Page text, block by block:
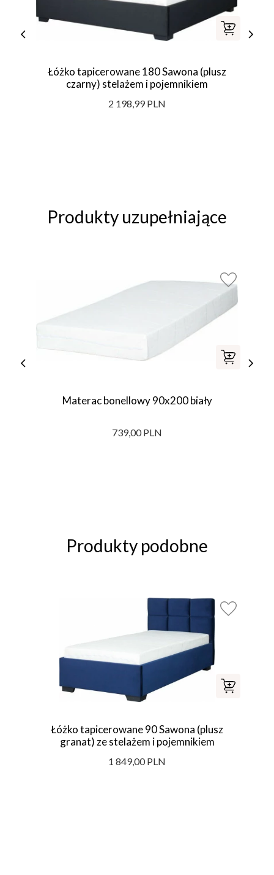
Łóżko tapicerowane 180 Sawona (plusz
czarny) stelażem i pojemnikiem
2 198,99 PLN
Produkty uzupełniające
Materac bonellowy 90x200 biały
739,00 PLN
Produkty podobne
Łóżko tapicerowane 90 Sawona (plusz
granat) ze stelażem i pojemnikiem
1 849,00 PLN